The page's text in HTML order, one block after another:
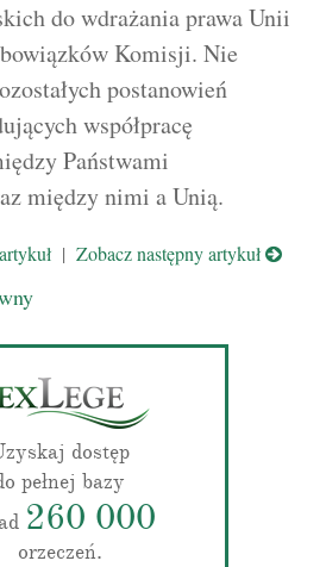
do wdrażania prawa Unii
Komisji. Nie
postanowień
współpracę
Państwami
między nimi a Unią.
| Zobacz następny artykuł
dostęp
pełnej bazy
260 000
orzeczeń.